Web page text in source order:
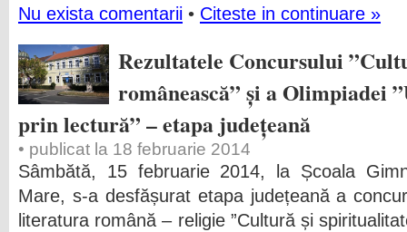
Nu exista comentarii • Citeste in continuare »
Rezultatele Concursului
românească” și a Olimpiadei
prin lectură” – etapa județeană
• publicat la 18 februarie 2014
Sâmbătă, 15 februarie 2014, la Școala
Mare, s-a desfășurat etapa județeană a
literatura română – religie ”Cultură și